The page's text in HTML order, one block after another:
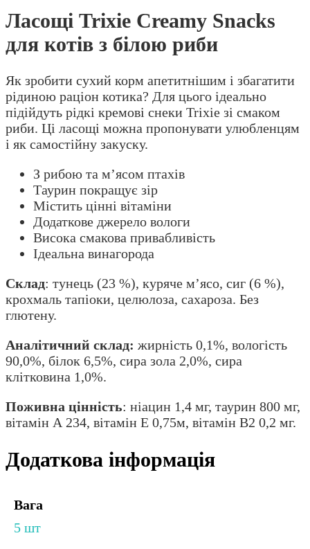
Ласощі Trixie Creamy Snacks
для котів з білою риби
Як зробити сухий корм апетитнішим і збагатити
рідиною раціон котика? Для цього ідеально
підійдуть рідкі кремові снеки Trixie зі смаком
риби. Ці ласощі можна пропонувати улюбленцям
і як самостійну закуску.
З рибою та м’ясом птахів
Таурин покращує зір
Містить цінні вітаміни
Додаткове джерело вологи
Висока смакова привабливість
Ідеальна винагорода
Склад: тунець (23 %), куряче м’ясо, сиг (6 %),
крохмаль тапіоки, целюлоза, сахароза. Без
глютену.
Аналітичний склад: жирність 0,1%, вологість
90,0%, білок 6,5%, сира зола 2,0%, сира
клітковина 1,0%.
Поживна цінність: ніацин 1,4 мг, таурин 800 мг,
вітамін А 234, вітамін Е 0,75м, вітамін В2 0,2 мг.
Додаткова інформація
Вага
5 шт